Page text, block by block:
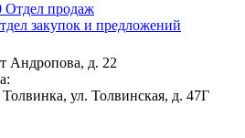
Отдел продаж
закупок и предложений
Андропова, д. 22
ул. Толвинская, д. 47Г